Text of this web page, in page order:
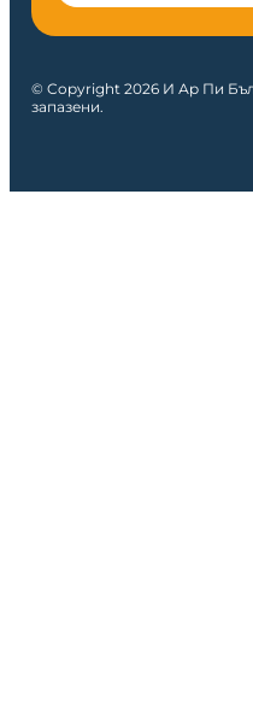
© Copyright 2026 И Ар Пи
запазени.